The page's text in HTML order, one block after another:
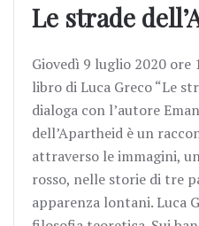
Le strade
Giovedì 9 luglio 2020 ore
libro di Luca Greco “Le
dialoga con l’autore
dell’Apartheid è un
attraverso le immagini,
rosso, nelle storie di tre
apparenza lontani. Luca